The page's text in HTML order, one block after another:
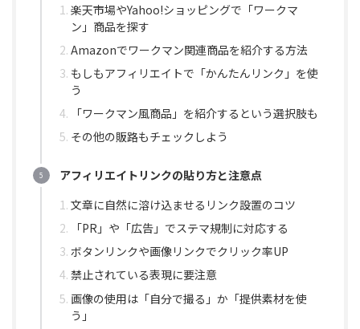
楽天市場やYahoo!ショッピングで「ワークマ
ン」商品を探す
Amazonでワークマン関連商品を紹介する方法
もしもアフィリエイトで「かんたんリンク」を使
う
「ワークマン風商品」を紹介するという選択肢も
その他の販路もチェックしよう
アフィリエイトリンクの貼り方と注意点
文章に自然に溶け込ませるリンク設置のコツ
「PR」や「広告」でステマ規制に対応する
ボタンリンクや画像リンクでクリック率UP
禁止されている表現に要注意
画像の使用は「自分で撮る」か「提供素材を使
う」